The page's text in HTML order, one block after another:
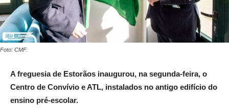
Foto: CMF.
A freguesia de Estorãos inaugurou, na segunda-feira, o
Centro de Convívio e ATL, instalados no antigo edifício do
ensino pré-escolar.